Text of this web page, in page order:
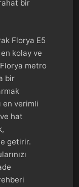
bir
Florya E5
kolay ve
metro
bir
en verimli
hat
getirir.